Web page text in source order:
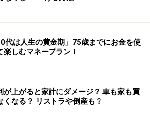
生活が厳しくなり、年金だけでは生
います。自分がいつリタイアをして
えるかは、ある程度見通しがつくの
ライフ資金の準備を始めたいところ
状況で驚きの結果が
代は人生の黄金期」75歳までにお金を使
楽しむマネープラン！
が上がると家計にダメージ？ 車も家も買
くなる？ リストラや倒産も？